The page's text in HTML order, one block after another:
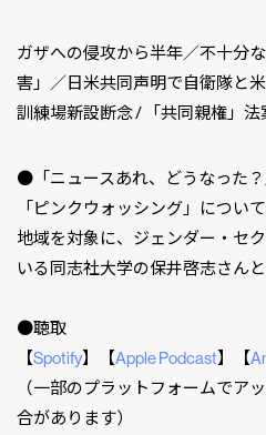
ガザへの侵攻から半年／不十分
害」／日米共同声明で自衛隊と
訓練場新設断念 / 「共同親権」
●「ニュースあれ、どうなった？
「ピンクウォッシング」につい
地域を対象に、ジェンダー・セ
いる同志社大学の保井啓志さんと
●聴取
【Spotify】【Apple Podcast】⁠⁠⁠⁠【
（一部のプラットフォームでア
合があります）